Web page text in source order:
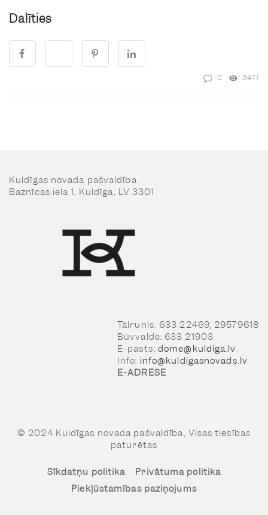
Dalīties
0 3477
Kuldīgas novada pašvaldība
Baznīcas iela 1, Kuldīga, LV 3301
Tālrunis: 633 22469, 29579618
Būvvalde: 633 21903
E-pasts: dome@kuldiga.lv
Info: info@kuldigasnovads.lv
E-ADRESE
© 2024 Kuldīgas novada pašvaldība, Visas tiesības
paturētas
Sīkdatņu politika
Privātuma politika
Piekļūstamības paziņojums